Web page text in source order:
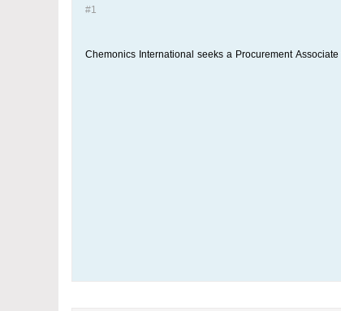
#1
Chemonics International seeks a Procurement